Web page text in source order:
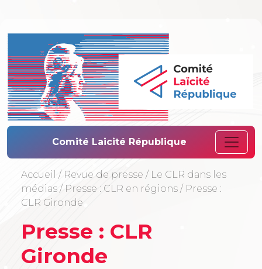
Comité Laïcité
Comité Laicité République
Accueil / Revue de presse / Le CLR dans les
médias / Presse : CLR en régions / Presse :
CLR Gironde
Presse : CLR
Gironde